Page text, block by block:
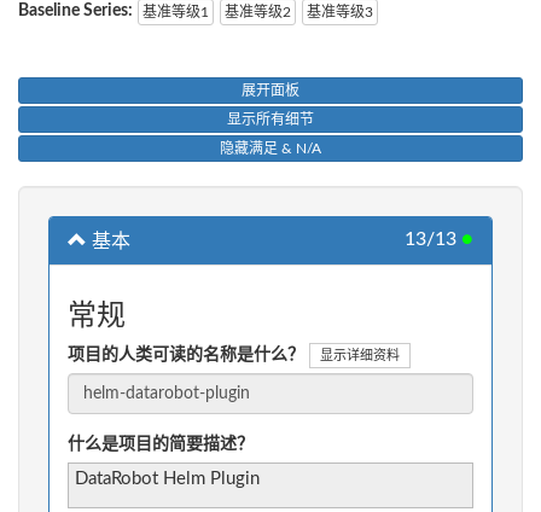
Baseline Series: 基准等级1 基准等级2 基准等级3
展开面板
显示所有细节
隐藏满足 & N/A
基本 13/13 ●
常规
项目的人类可读的名称是什么？ 显示详细资料
什么是项目的简要描述？
DataRobot Helm Plugin